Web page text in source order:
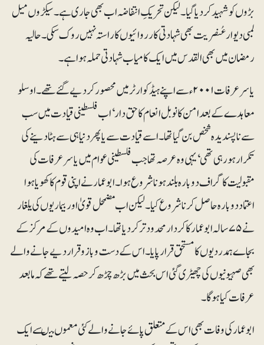
بڑوں کو شہید کر دیا گیا۔ لیکن تحریکِ انتفاضہ اب بھی جاری ہے۔ سیکڑوں میل
لمبی دیوار عُنصریت بھی شہادتی کارروائیوں کا راستہ نہیں روک سکی۔ حالیہ
رمضان میں بھی القدس میں ایک کامیاب شہادتی حملہ ہوا ہے۔
یاسر عرفات ۲۰۰۱ء سے اپنے ہیڈ کوارٹر میں محصور کر دیے گئے تھے۔ اوسلو
معاہدے کے بعد امن کا نوبل انعام کا حق دار‘ اب فلسطینی قیادت میں سب
سے ناپسندیدہ شخص بن گیا تھا۔ اسے قیادت سے یا پھر دنیا ہی سے ہٹا دینے کی
تکرار ہو رہی تھی‘ یہی وہ عرصہ تھا جب فلسطینی عوام میں یاسرعرفات کی
مقبولیت کا گراف دوبارہ بلند ہونا شروع ہوا۔ ابوعمار نے اپنی قوم کا کھویا ہوا
اعتماد دوبارہ حاصل کرنا شروع کیا۔ لیکن اب مضمحل قویٰ اور بیماریوں کی یلغار
نے ۷۵ سالہ ابوعمار کا کردار محدود تر کر دیا تھا۔ اب وہ امیدوں کے مرکز کے
بجاے ہمدردیوں کا مستحق قرار پایا۔ اس کے دست و بازو قرار دیے جانے والے
بھی صہیونیوں کی چھیڑی گئی اس بحث میں بڑھ چڑھ کر حصہ لیتے تھے کہ مابعد
عرفات کیا ہوگا۔
ابوعمار کی وفات بھی اس کے متعلق پائے جانے والے کئی معموں میںسے ایک